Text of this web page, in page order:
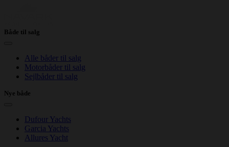
Både til salg
Alle båder til salg
Motorbåder til salg
Sejlbåder til salg
Nye både
Dufour Yachts
Garcia Yachts
Allures Yacht